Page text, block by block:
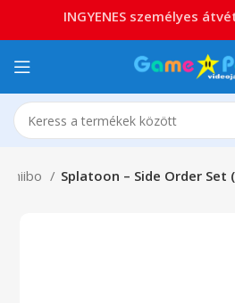
Amiibo Splatoon – Side Order Set
INGYENES személyes